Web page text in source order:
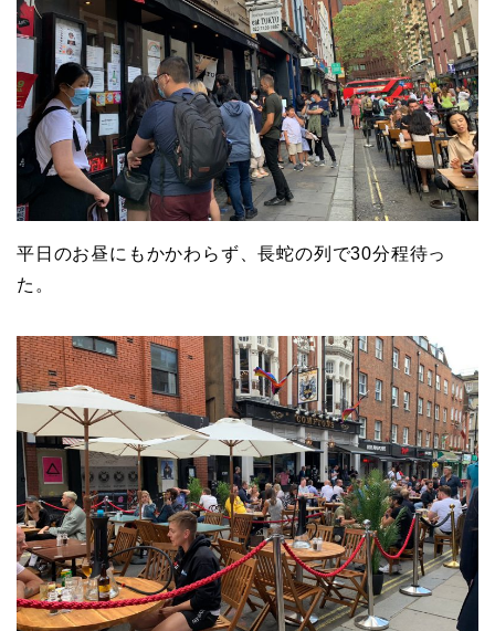
平日のお昼にもかかわらず、長蛇の列で30分程待っ
た。